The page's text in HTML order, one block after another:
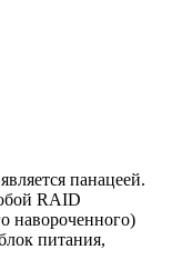
панацеей.
RAID
навороченного)
питания,